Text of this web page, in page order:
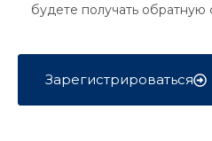
будете получать обратную
Зарегистрироваться